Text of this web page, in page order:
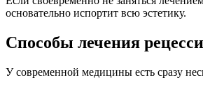
основательно испортит всю эстетику.
Способы лечения
У современной медицины есть сразу